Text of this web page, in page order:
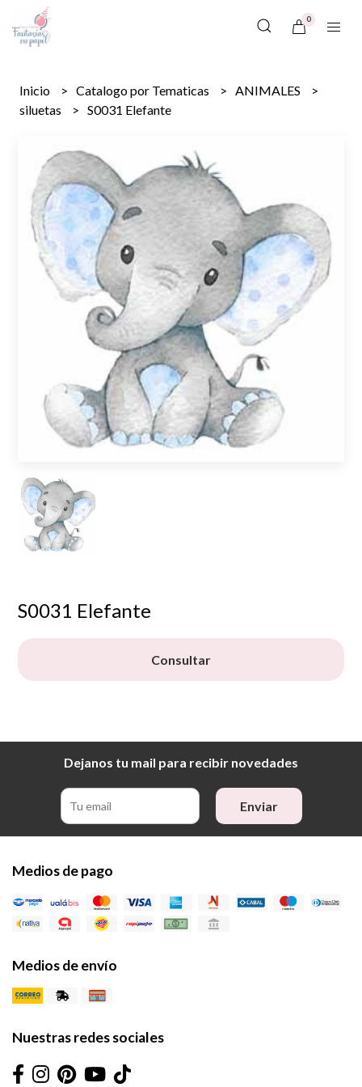
0
Inicio Catalogo por Tematicas
ANIMALES
siluetas
S0031 Elefante
S0031 Elefante
Consultar
Dejanos tu mail para recibir novedades
Enviar
Medios de pago
Medios de envío
Nuestras redes sociales